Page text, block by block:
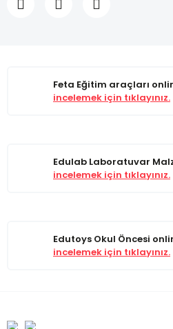
Feta Eğitim araçları
incelemek için tıklayınız.
Edulab Laboratuvar
incelemek için tıklayınız.
Edutoys Okul Öncesi
incelemek için tıklayınız.